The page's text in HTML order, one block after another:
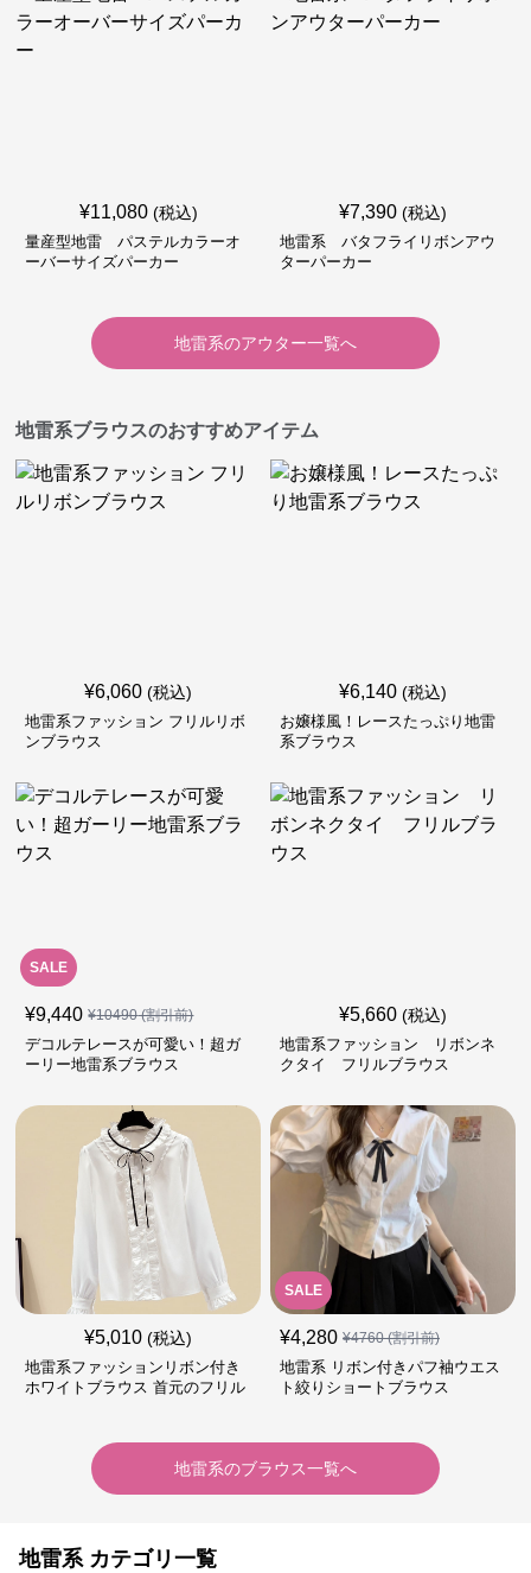
¥11,080 (税込)
量産型地雷 パステルカラーオ
ーバーサイズパーカー
¥7,390 (税込)
地雷系 バタフライリボンアウ
ターパーカー
地雷系のアウター一覧へ
地雷系ブラウスのおすすめアイテム
¥6,060 (税込)
地雷系ファッション フリルリボ
ンブラウス
¥6,140 (税込)
お嬢様風！レースたっぷり地雷
系ブラウス
SALE
¥9,440 ¥10490(割引前)
デコルテレースが可愛い！超ガ
ーリー地雷系ブラウス
¥5,660 (税込)
地雷系ファッション リボンネ
クタイ フリルブラウス
¥5,010 (税込)
地雷系ファッションリボン付き
ホワイトブラウス 首元のフリル
SALE
¥4,280 ¥4760(割引前)
地雷系 リボン付きパフ袖ウエス
ト絞りショートブラウス
地雷系のブラウス一覧へ
地雷系 カテゴリ一覧